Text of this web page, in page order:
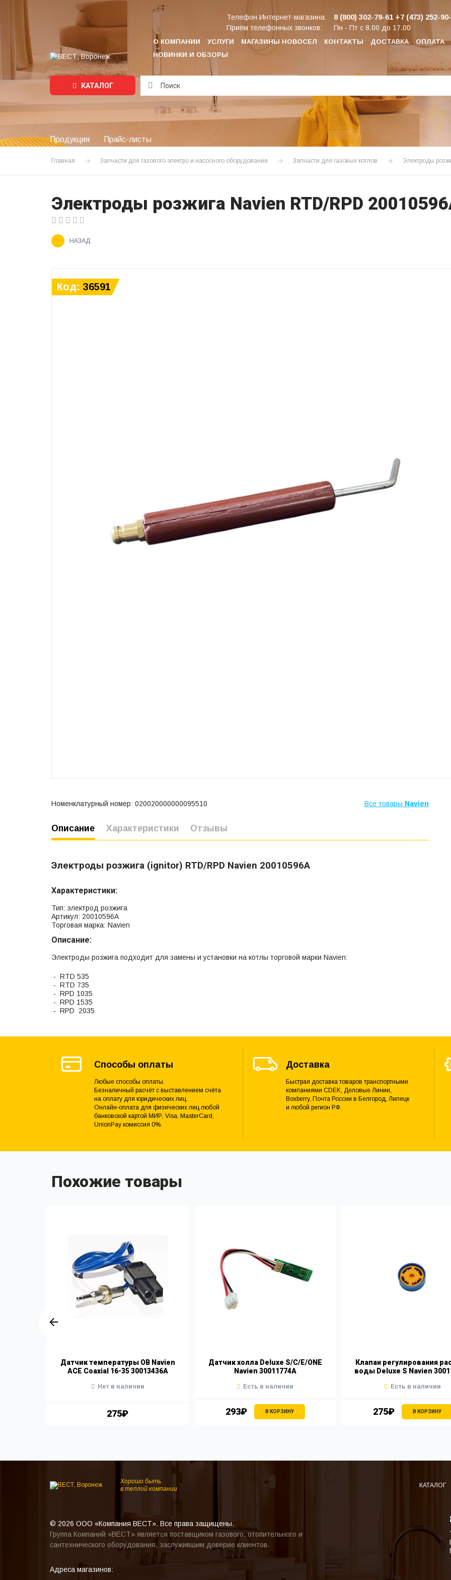
О КОМПАНИИ УСЛУГИ МАГАЗИНЫ НОВОСЕЛ КОНТАКТЫ ДОСТАВКА ОПЛАТА
НОВИНКИ И ОБЗОРЫ
Телефон Интернет-магазина: 8 (800) 302-79-61 +7 (473) 252-
Приём телефонных звонков: Пн - Пт с 8.00 до 17.00
КАТАЛОГ
Подождите...
Продукция Прайс-листы
Главная Запчасти для газового электро и насосного оборудования Запчасти для газовых котлов Электроды
Электроды розжига Navien RTD/RPD
НАЗАД
Код: 36591
Номенклатурный номер: 020020000000095510 Все товары Navien
Описание Характеристики Отзывы
Электроды розжига (ignitor) RTD/RPD Navien 20010596А
Характеристики:
Тип: электрод розжига
Артикул: 20010596А
Торговая марка: Navien
Описание:
Электроды розжига подходит для замены и установки на котлы торговой марки Navien:
- RTD 535
- RTD 735
- RPD 1035
- RPD 1535
- RPD 2035
Способы оплаты
Любые способы оплаты.
Безналичный расчёт с выставлением счёта
на оплату для юридических лиц.
Онлайн-оплата для физических лиц любой
банковской картой МИР, Visa, MasterCard,
UnionPay комиссия 0%.
Доставка
Быстрая доставка товаров транспортными
компаниями CDEK, Деловые Линии,
Boxberry, Почта России в Белгород, Липецк
и любой регион РФ.
Похожие товары
Датчик температуры ОВ Navien
АСЕ Coaxial 16-35 30013436A
275₽
Нет в наличии
Датчик холла Deluxe S/C/E/ONE
Navien 30011774A
293₽ В КОРЗИНУ
Есть в наличии
Клапан регулирования
воды Deluxe S Navien
275₽ В КОРЗИНУ
Есть в наличии
Хорошо быть
в теплой компании
КАТАЛОГ
© 2026 ООО «Компания ВЕСТ». Все права защищены.
Группа Компаний «ВЕСТ» является поставщиком газового, отопительного и
сантехнического оборудования, заслужившим доверие клиентов.
Адреса магазинов: